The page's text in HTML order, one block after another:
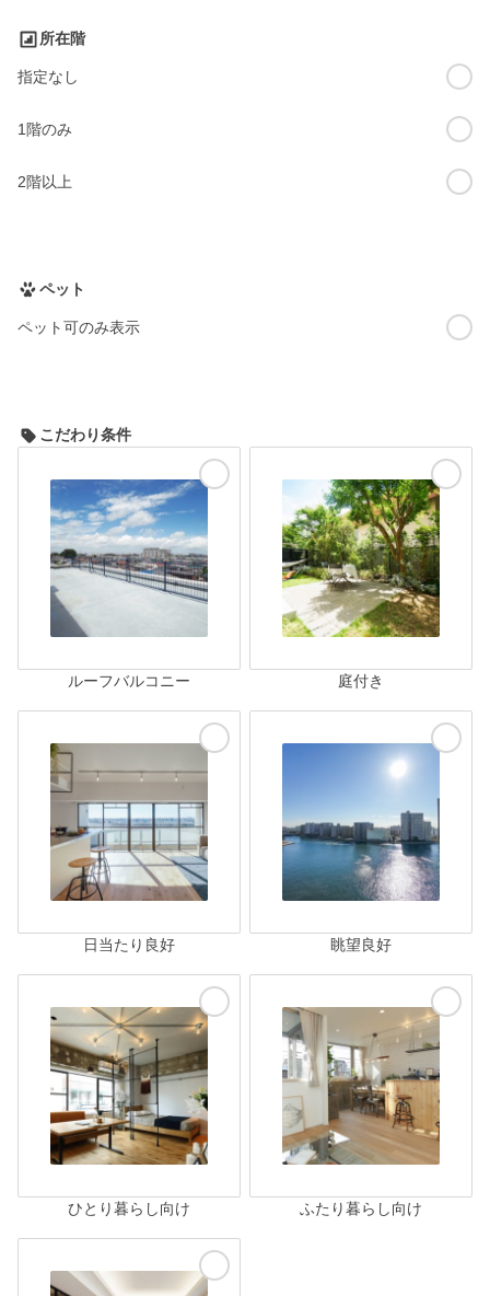
所在階
指定なし
1階のみ
2階以上
ペット
ペット可のみ表示
こだわり条件
ルーフバルコニー 庭付き
日当たり良好 眺望良好
ひとり暮らし向け ふたり暮らし向け